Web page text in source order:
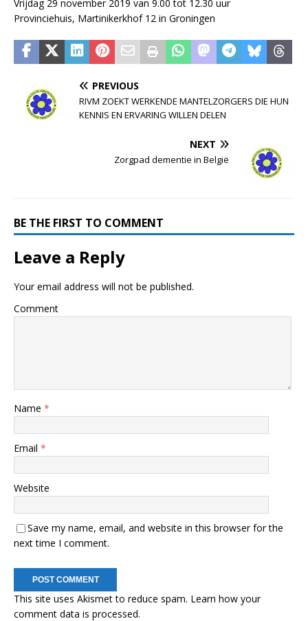
Vrijdag 29 november 2019 van 9.00 tot 12.30 uur
Provinciehuis, Martinikerkhof 12 in Groningen
PREVIOUS
RIVM ZOEKT WERKENDE MANTELZORGERS DIE HUN
KENNIS EN ERVARING WILLEN DELEN
NEXT
Zorgpad dementie in België
BE THE FIRST TO COMMENT
Leave a Reply
Your email address will not be published.
Comment
Name *
Email *
Website
Save my name, email, and website in this browser for the
next time I comment.
This site uses Akismet to reduce spam. Learn how your
comment data is processed.